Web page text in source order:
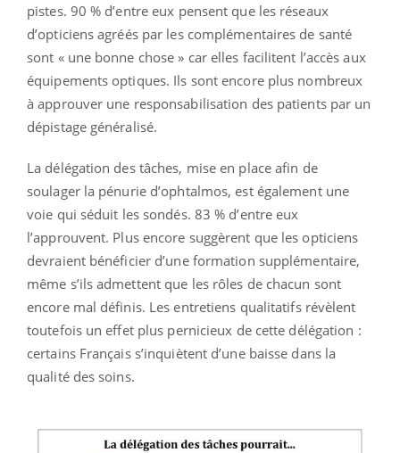
pistes. 90 % d’entre eux pensent que les réseaux
d’opticiens agréés par les complémentaires de santé
sont « une bonne chose » car elles facilitent l’accès aux
équipements optiques. Ils sont encore plus nombreux
à approuver une responsabilisation des patients par un
dépistage généralisé.
La délégation des tâches, mise en place afin de
soulager la pénurie d’ophtalmos, est également une
voie qui séduit les sondés. 83 % d’entre eux
l’approuvent. Plus encore suggèrent que les opticiens
devraient bénéficier d’une formation supplémentaire,
même s’ils admettent que les rôles de chacun sont
encore mal définis. Les entretiens qualitatifs révèlent
toutefois un effet plus pernicieux de cette délégation :
certains Français s’inquiètent d’une baisse dans la
qualité des soins.